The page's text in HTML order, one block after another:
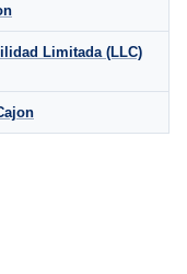
Limitada (LLC)